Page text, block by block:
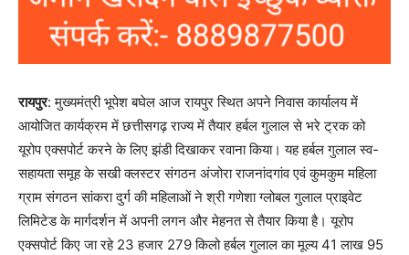
रायपुर: मुख्यमंत्री भूपेश बघेल आज रायपुर स्थित अपने निवास कार्यालय में
आयोजित कार्यक्रम में छत्तीसगढ़ राज्य में तैयार हर्बल गुलाल से भरे ट्रक को
यूरोप एक्सपोर्ट करने के लिए झंडी दिखाकर रवाना किया। यह हर्बल गुलाल स्व-
सहायता समूह के सखी क्लस्टर संगठन अंजोरा राजनांदगांव एवं कुमकुम महिला
ग्राम संगठन सांकरा दुर्ग की महिलाओं ने श्री गणेशा ग्लोबल गुलाल प्राइवेट
लिमिटेड के मार्गदर्शन में अपनी लगन और मेहनत से तैयार किया है। यूरोप
एक्सपोर्ट किए जा रहे 23 हजार 279 किलो हर्बल गुलाल का मूल्य 41 लाख 95